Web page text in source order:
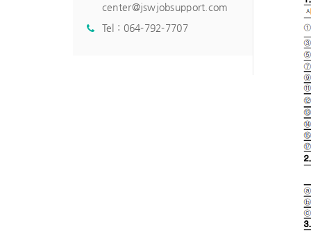
center@jswjobsupport.com
Tel : 064-792-7707